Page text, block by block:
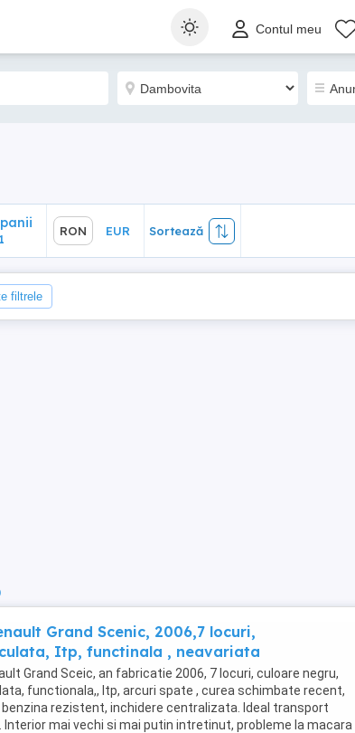
Contul meu
Sortează
1
RON EUR Sortează
filtrele
Grand Scenic, 2006,7 locuri,
Itp, functinala , neavariata
Grand Sceic, an fabricatie 2006, 7 locuri, culoare negru,
functionala,, Itp, arcuri spate , curea schimbate recent,
rezistent, inchidere centralizata. Ideal transport
Interior mai vechi si mai putin intretinut, probleme la macara